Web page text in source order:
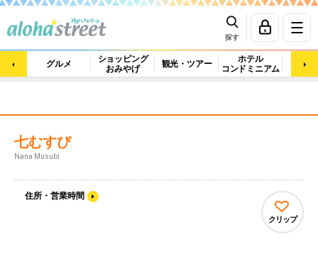
探す
グルメ
ショッピング
おみやげ
観光・ツアー
ホテル
コンドミニアム
マッ
七むすび
Nana Musubi
住所・営業時間
クリップ